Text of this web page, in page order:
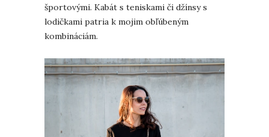
športovými. Kabát s teniskami či džínsy s
lodičkami patria k mojim obľúbeným
kombináciám.